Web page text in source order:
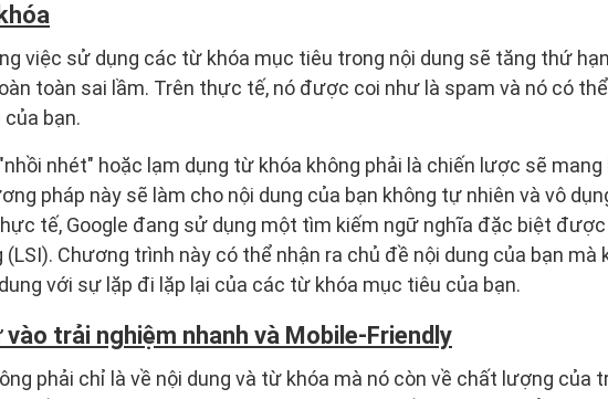
việc sử dụng các từ khóa mục tiêu trong nội dung sẽ tăng thứ
toàn sai lầm. Trên thực tế, nó được coi như là spam và nó có
của bạn.
nhét" hoặc lạm dụng từ khóa không phải là chiến lược sẽ mang
pháp này sẽ làm cho nội dung của bạn không tự nhiên và vô
tế, Google đang sử dụng một tìm kiếm ngữ nghĩa đặc biệt
Chương trình này có thể nhận ra chủ đề nội dung của bạn mà
với sự lặp đi lặp lại của các từ khóa mục tiêu của bạn.
vào trải nghiệm nhanh và Mobile-Friendly
phải chỉ là về nội dung và từ khóa mà nó còn về chất lượng của